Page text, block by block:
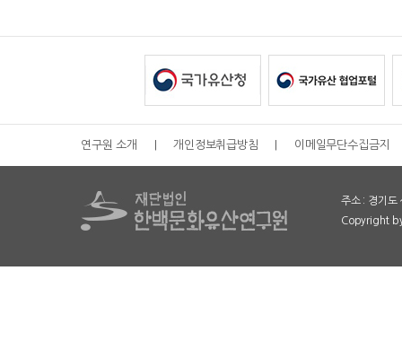
연구원 소개 개인정보취급방침 이메일무단수집금지
주소 : 경기
Copyright